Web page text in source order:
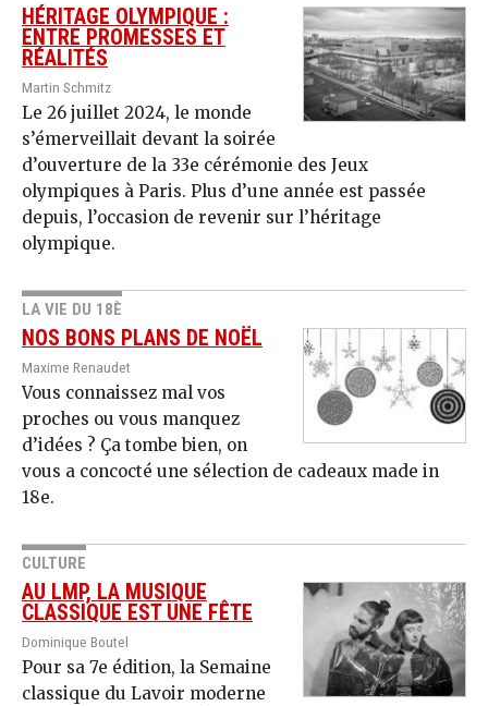
HÉRITAGE OLYMPIQUE :
ENTRE PROMESSES ET
RÉALITÉS
Martin Schmitz
Le 26 juillet 2024, le monde
s’émerveillait devant la soirée
d’ouverture de la 33e cérémonie des Jeux
olympiques à Paris. Plus d’une année est passée
depuis, l’occasion de revenir sur l’héritage
olympique.
LA VIE DU 18È
NOS BONS PLANS DE NOËL
Maxime Renaudet
Vous connaissez mal vos
proches ou vous manquez
d’idées ? Ça tombe bien, on
vous a concocté une sélection de cadeaux made in
18e.
CULTURE
AU LMP, LA MUSIQUE
CLASSIQUE EST UNE FÊTE
Dominique Boutel
Pour sa 7e édition, la Semaine
classique du Lavoir moderne